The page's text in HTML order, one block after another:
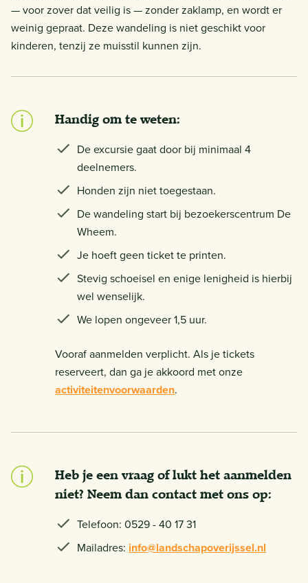
— voor zover dat veilig is — zonder zaklamp, en wordt er
weinig gepraat. Deze wandeling is niet geschikt voor
kinderen, tenzij ze muisstil kunnen zijn.
Handig om te weten:
De excursie gaat door bij minimaal 4
deelnemers.
Honden zijn niet toegestaan.
De wandeling start bij bezoekerscentrum De
Wheem.
Je hoeft geen ticket te printen.
Stevig schoeisel en enige lenigheid is hierbij
wel wenselijk.
We lopen ongeveer 1,5 uur.
Vooraf aanmelden verplicht. Als je tickets
reserveert, dan ga je akkoord met onze
activiteitenvoorwaarden.
Heb je een vraag of lukt het aanmelden
niet? Neem dan contact met ons op:
Telefoon: 0529 - 40 17 31
Mailadres: info@landschapoverijssel.nl